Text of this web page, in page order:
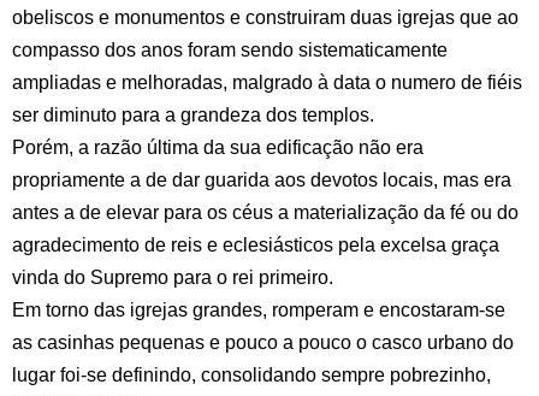
obeliscos e monumentos e construiram duas igrejas que ao
compasso dos anos foram sendo sistematicamente
ampliadas e melhoradas, malgrado à data o numero de fiéis
ser diminuto para a grandeza dos templos.
Porém, a razão última da sua edificação não era
propriamente a de dar guarida aos devotos locais, mas era
antes a de elevar para os céus a materialização da fé ou do
agradecimento de reis e eclesiásticos pela excelsa graça
vinda do Supremo para o rei primeiro.
Em torno das igrejas grandes, romperam e encostaram-se
as casinhas pequenas e pouco a pouco o casco urbano do
lugar foi-se definindo, consolidando sempre pobrezinho,